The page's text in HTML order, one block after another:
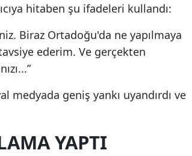
hitaben şu ifadeleri kullandı:
Biraz Ortadoğu'da ne yapılmaya
tavsiye ederim. Ve gerçekten
medyada geniş yankı uyandırdı ve
YAPTI